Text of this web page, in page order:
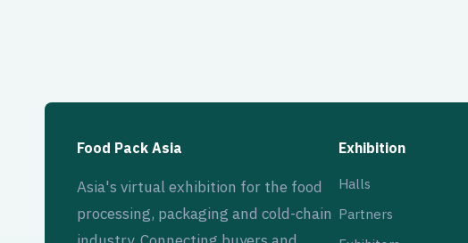
Food Pack Asia
Asia's virtual exhibition for the food
processing, packaging and cold-chain
Exhibition
Halls
Partners